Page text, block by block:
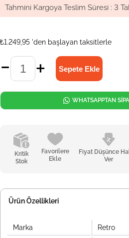
Tahmini Kargoya Teslim Süresi : 3
₺1.249,95 'den başlayan taksitlerle
Kritik
Stok
Favorilere
Ekle
Fiyat Düşünce
Ver
WHATSAPPTAN
Ürün Özellikleri
Marka Retro